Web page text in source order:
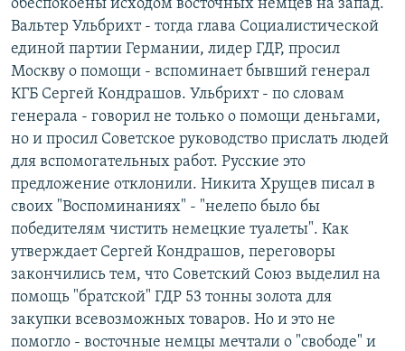
обеспокоены исходом восточных немцев на запад.
Вальтер Ульбрихт - тогда глава Социалистической
единой партии Германии, лидер ГДР, просил
Москву о помощи - вспоминает бывший генерал
КГБ Сергей Кондрашов. Ульбрихт - по словам
генерала - говорил не только о помощи деньгами,
но и просил Советское руководство прислать людей
для вспомогательных работ. Русские это
предложение отклонили. Никита Хрущев писал в
своих "Воспоминаниях" - "нелепо было бы
победителям чистить немецкие туалеты". Как
утверждает Сергей Кондрашов, переговоры
закончились тем, что Советский Союз выделил на
помощь "братской" ГДР 53 тонны золота для
закупки всевозможных товаров. Но и это не
помогло - восточные немцы мечтали о "свободе" и